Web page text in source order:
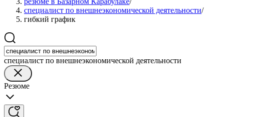
специалист по внешнеэкономической деятельности/
гибкий график
специалист по внешнеэкономической деятельности
Резюме